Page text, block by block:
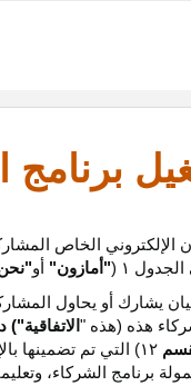
الإلكتروني الخاص
الجدول ۱ ( "أمازون" أو
أو يحاول
هذه (هذه " الاتفاقية")
۱۲) التي تم تضمينها
برنامج الشركاء، و